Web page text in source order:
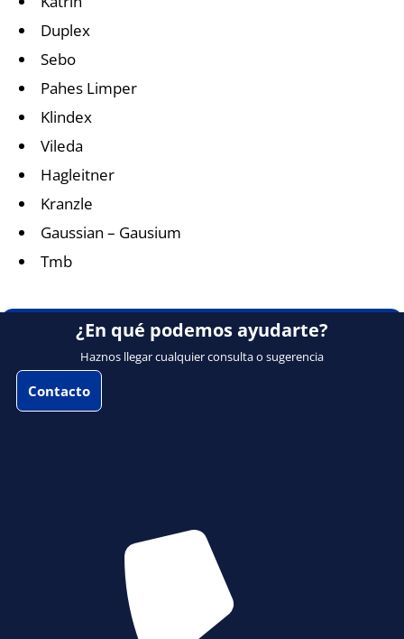
Duplex
Sebo
Pahes Limper
Klindex
Vileda
Hagleitner
Kranzle
Gaussian – Gausium
Tmb
¿En qué podemos ayudarte?
Haznos llegar cualquier consulta o sugerencia
Contacto